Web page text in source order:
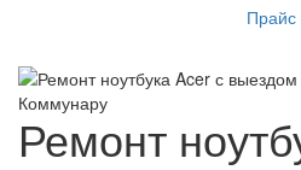
Прайс
Ремонт